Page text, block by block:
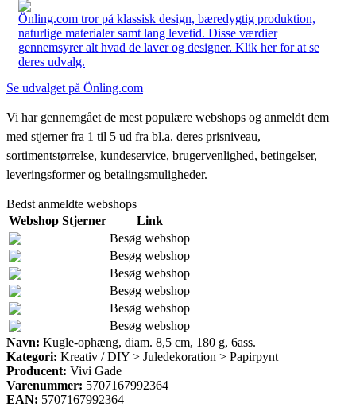
Önling.com tror på klassisk design, bæredygtig produktion,
naturlige materialer samt lang levetid. Disse værdier
gennemsyrer alt hvad de laver og designer. Klik her for at se
deres udvalg.
Se udvalget på Önling.com
Vi har gennemgået de mest populære webshops og anmeldt dem
med stjerner fra 1 til 5 ud fra bl.a. deres prisniveau,
sortimentstørrelse, kundeservice, brugervenlighed, betingelser,
leveringsformer og betalingsmuligheder.
Bedst anmeldte webshops
Webshop Stjerner
Link
Besøg webshop
Besøg webshop
Besøg webshop
Besøg webshop
Besøg webshop
Besøg webshop
Navn: Kugle-ophæng, diam. 8,5 cm, 180 g, 6ass.
Kategori: Kreativ / DIY > Juledekoration > Papirpynt
Producent: Vivi Gade
Varenummer: 5707167992364
EAN: 5707167992364